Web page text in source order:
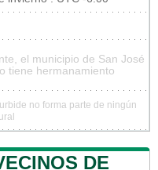
el municipio de San José
tiene hermanamiento
no forma parte de ningún
DE